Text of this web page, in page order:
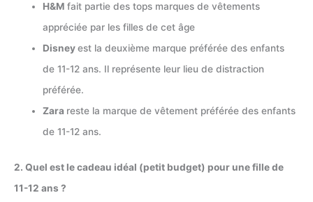
H&Mfait partie des tops marques de vêtements
appréciée par les filles de cet âge
Disneyest la deuxième marque préférée des enfants
de 11-12 ans. Il représente leur lieu de distraction
préférée.
Zara reste la marque de vêtement préférée des enfants
de 11-12 ans.
2. Quel est le cadeau idéal (petit budget) pour une fille de
11-12 ans ?